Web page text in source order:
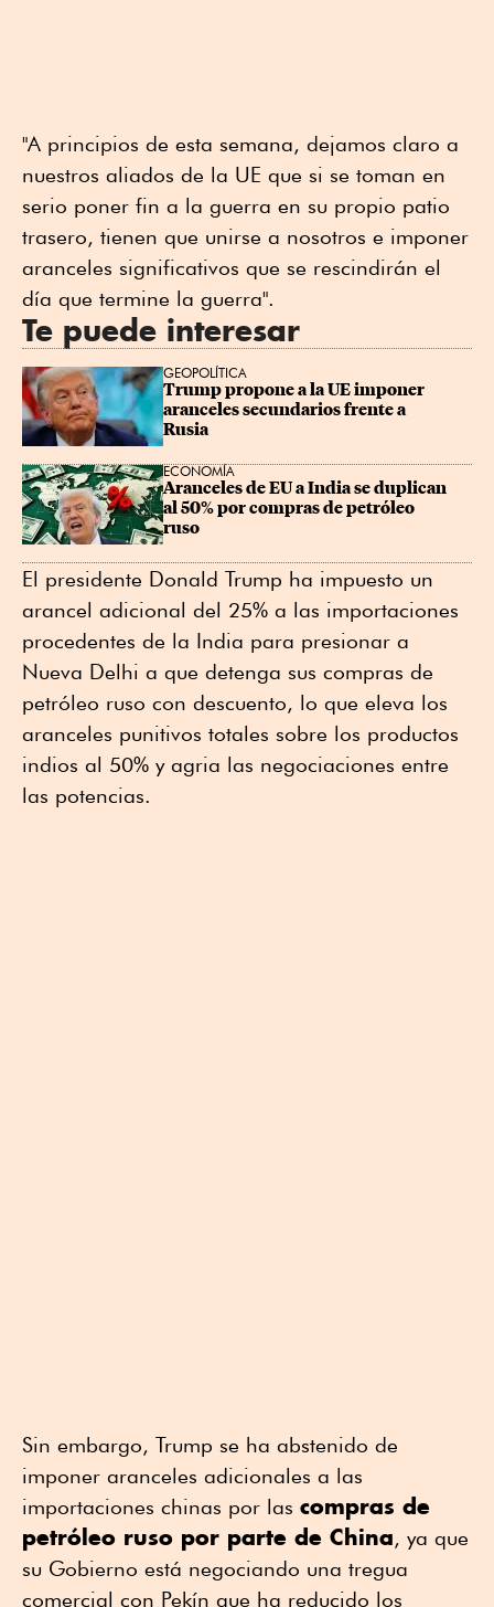
"A principios de esta semana, dejamos claro a
nuestros aliados de la UE que si se toman en
serio poner fin a la guerra en su propio patio
trasero, tienen que unirse a nosotros e imponer
aranceles significativos que se rescindirán el
día que termine la guerra".
Te puede interesar
GEOPOLÍTICA
Trump propone a la UE imponer
aranceles secundarios frente a
Rusia
ECONOMÍA
Aranceles de EU a India se duplican
al 50% por compras de petróleo
ruso
El presidente Donald Trump ha impuesto un
arancel adicional del 25% a las importaciones
procedentes de la India para presionar a
Nueva Delhi a que detenga sus compras de
petróleo ruso con descuento, lo que eleva los
aranceles punitivos totales sobre los productos
indios al 50% y agria las negociaciones entre
las potencias.
Sin embargo, Trump se ha abstenido de
imponer aranceles adicionales a las
importaciones chinas por las compras de
petróleo ruso por parte de China, ya que
su Gobierno está negociando una tregua
comercial con Pekín que ha reducido los